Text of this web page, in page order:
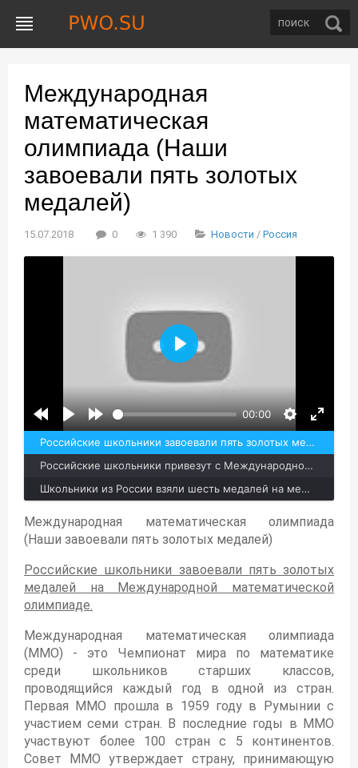
Международная
математическая
олимпиада (Наши
завоевали пять золотых
медалей)
15.07.2018 0 1 390 Новости / Россия
00:00
Воспроизвести
Российские школьники завоевали пять золотых медалей на Международной математической олимпиаде
Российские школьники привезут с Международной олимпиады по математике 6 медалей
Школьники из России взяли шесть медалей на международной олимпиаде по математике
Международная математическая олимпиада
(Наши завоевали пять золотых медалей)
Российские школьники завоевали пять золотых
медалей на Международной математической
олимпиаде.
Международная математическая олимпиада
(MMO) - это Чемпионат мира по математике
среди школьников старших классов,
проводящийся каждый год в одной из стран.
Первая MMO прошла в 1959 году в Румынии с
участием семи стран. В последние годы в ММО
участвуют более 100 стран с 5 континентов.
Cовет ММО утверждает страну, принимающую